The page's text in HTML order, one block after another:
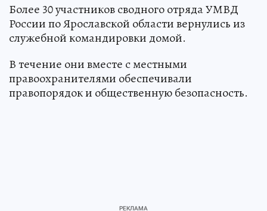
Более 30 участников сводного отряда УМВД
России по Ярославской области вернулись из
служебной командировки домой.
В течение они вместе с местными
правоохранителями обеспечивали
правопорядок и общественную безопасность.